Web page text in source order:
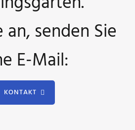
an, senden Sie
E-Mail:
KONTAKT